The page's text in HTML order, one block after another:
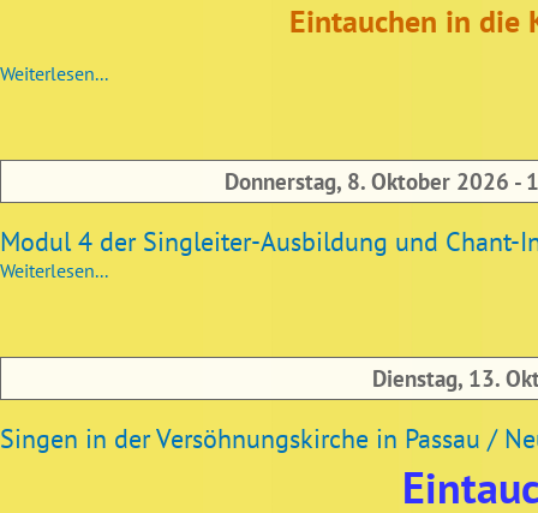
Eintauchen in die
Weiterlesen...
Donnerstag, 8. Oktober 2026 -
Modul 4 der Singleiter-Ausbildung und Chant-
Weiterlesen...
Dienstag, 13.
Singen in der Versöhnungskirche in Passau /